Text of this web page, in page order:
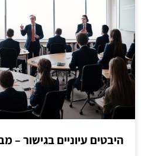
היבטים עיוניים בגישור